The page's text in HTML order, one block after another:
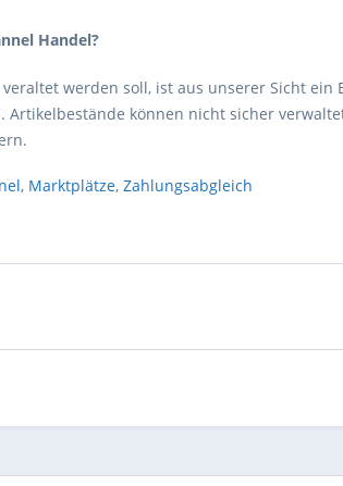
Handel?
werden soll, ist aus unserer Sicht
können nicht sicher
, Marktplätze, Zahlungsabgleich